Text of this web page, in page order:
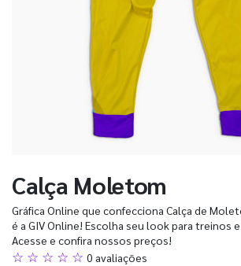
Calça Moletom
Gráfica Online que confecciona Calça de
é a GIV Online! Escolha seu look para treinos
Acesse e confira nossos preços!
☆ ☆ ☆ ☆ ☆ 0 avaliações